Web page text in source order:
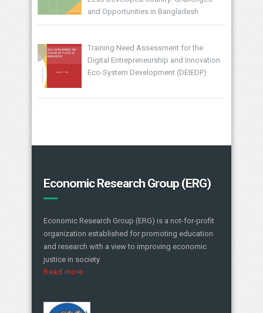
and Opportunities in Bangladesh
Training Need Assessment for the
Digital Entrepreneurship and Innovation
Eco-System Development (DEIEDP)
Economic Research Group (ERG)
Economic Research Group (ERG) is a not-for-profit
organization established for promoting education
and research with a view to improving economic
justice in society.
Read more